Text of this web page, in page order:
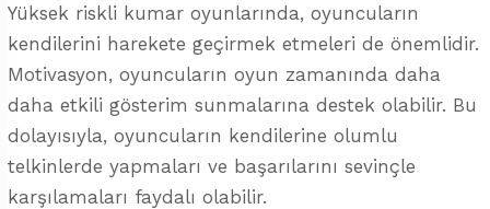
Yüksek riskli kumar oyunlarında, oyuncuların
kendilerini harekete geçirmek etmeleri de önemlidir.
Motivasyon, oyuncuların oyun zamanında daha
daha etkili gösterim sunmalarına destek olabilir. Bu
dolayısıyla, oyuncuların kendilerine olumlu
telkinlerde yapmaları ve başarılarını sevinçle
karşılamaları faydalı olabilir.